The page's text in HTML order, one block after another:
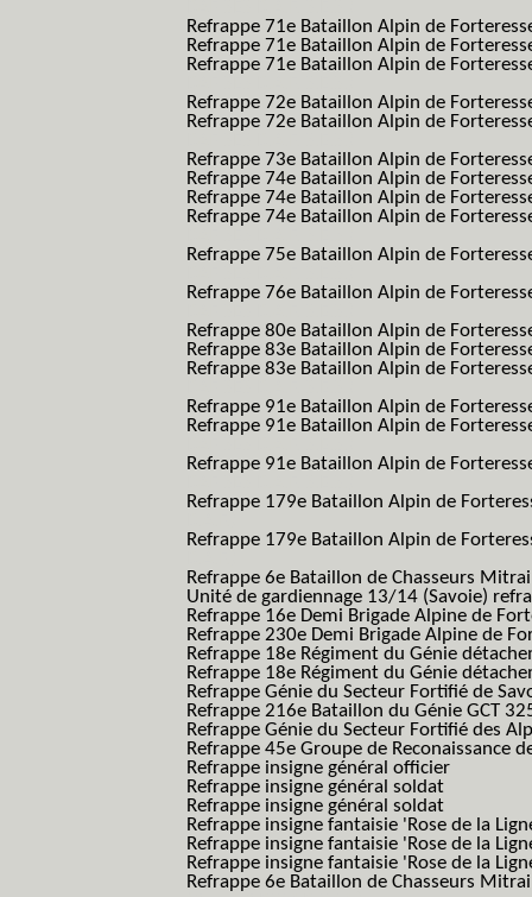
Refrappe 71e Bataillon Alpin de
Refrappe 71e Bataillon Alpin de
Refrappe 71e Bataillon Alpin de
Refrappe 72e Bataillon Alpin de
Refrappe 72e Bataillon Alpin de
Refrappe 73e Bataillon Alpin de
Refrappe 74e Bataillon Alpin de
Refrappe 74e Bataillon Alpin de
Refrappe 74e Bataillon Alpin de
Refrappe 75e Bataillon Alpin de
Refrappe 76e Bataillon Alpin de
Refrappe 80e Bataillon Alpin de
Refrappe 83e Bataillon Alpin de
Refrappe 83e Bataillon Alpin de
Refrappe 91e Bataillon Alpin de
Refrappe 91e Bataillon Alpin de
Refrappe 91e Bataillon Alpin de
Refrappe 179e Bataillon Alpin de
Refrappe 179e Bataillon Alpin de
Refrappe 6e Bataillon de Chasseurs
Unité de gardiennage 13/14 (Savoie)
Refrappe 16e Demi Brigade Alpine de
Refrappe 230e Demi Brigade Alpine de
Refrappe 18e Régiment du Génie
Refrappe 18e Régiment du Génie
Refrappe Génie du Secteur Fortifié de
Refrappe 216e Bataillon du Génie GCT
Refrappe Génie du Secteur Fortifié des
Refrappe 45e Groupe de Reconaissance
Refrappe insigne général officier
Refrappe insigne général soldat
Refrappe insigne général soldat
Refrappe insigne fantaisie 'Rose de la
Refrappe insigne fantaisie 'Rose de la
Refrappe insigne fantaisie 'Rose de la
Refrappe 6e Bataillon de Chasseurs